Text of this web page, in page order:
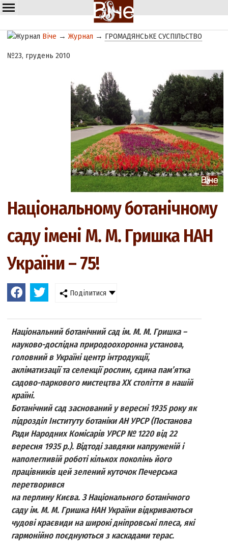
Віче →Журнал → ГРОМАДЯНСЬКЕ СУСПІЛЬСТВО
№23, грудень 2010
Національному ботанічному
саду імені М. М. Гришка НАН
України – 75!
Поділитися
Національний ботанічний сад ім. М. М. Гришка –
науково-дослідна природоохоронна установа,
головний в Україні центр інтродукції,
акліматизації та селекції рослин, єдина пам’ятка
садово-паркового мистецтва XX століття в нашій
країні.
Ботанічний сад заснований у вересні 1935 року як
підрозділ Інституту ботаніки АН УРСР (Постанова
Ради Народних Комісарів УРСР № 1220 від 22
вересня 1935 р.). Відтоді завдяки напруженій і
наполегливій роботі кількох поколінь його
працівників цей зелений куточок Печерська
перетворився
на перлину Києва. З Національного ботанічного
саду ім. М. М. Гришка НАН України відкриваються
чудові краєвиди на широкі дніпровські плеса, які
гармонійно поєднуються з каскадами терас.